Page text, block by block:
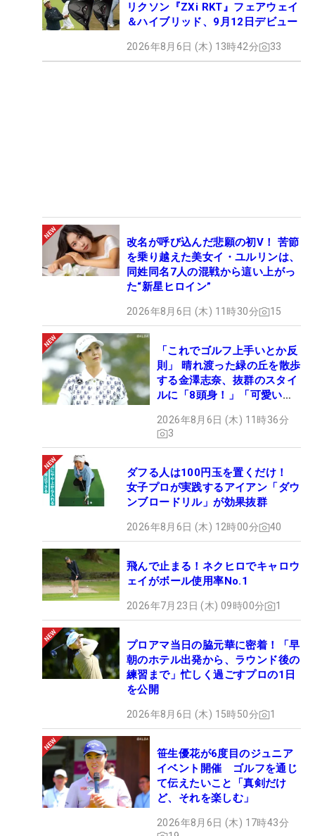
リクソン『ZXi RKT』フェアウェイ
＆ハイブリッド、9月12日デビュー
2026年8月6日 (木) 13時42分 33
改名が呼び込んだ悲願の初V！ 苦節
を乗り越えた美女イ・ユルリンは、
同姓同名7人の混戦から這い上がっ
た“新星ヒロイン”
2026年8月6日 (木) 11時30分 15
「これでゴルフ上手いとか反
則」 晴れ渡った緑の丘を散歩
する金澤志奈、抜群のスタイ
ルに「8頭身！」「可愛いに
2026年8月6日 (木) 11時36分
3
ダフる人は100円玉を置くだけ！
女子プロが実践するアイアン「ダウ
ンブロードリル」が効果抜群
2026年8月6日 (木) 12時00分 40
飛んで止まる！ネクヒロでキャロウ
ェイがボール使用率No.1
2026年7月23日 (木) 09時00分 1
プロアマ当日の脇元華に密着！「早
朝のホテル出発から、ラウンド後の
練習まで」忙しく過ごすプロの1日
を公開
2026年8月6日 (木) 15時50分 1
笹生優花が6度目のジュニア
イベント開催 ゴルフを通じ
て伝えたいこと「真剣だけ
ど、それを楽しむ」
2026年8月6日 (木) 17時43分